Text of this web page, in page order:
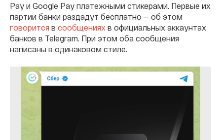
Pay и Google Pay платежными стикерами. Первые их
партии банки раздадут бесплатно — об этом
говорится в сообщениях в официальных аккаунтах
банков в Telegram. При этом оба сообщения
написаны в одинаковом стиле.